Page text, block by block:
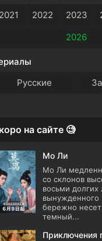
2021
2022 2023
2026
Русские
на сайте 🧐
Мо Ли
Мо Ли
со склонов
восьми долгих
вынужденного
бережно несет
темный...
Приключения